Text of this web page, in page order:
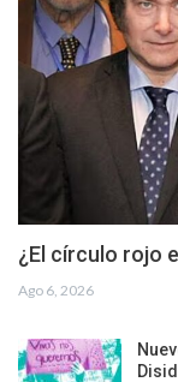
¿El círculo rojo
Ago 6, 2026